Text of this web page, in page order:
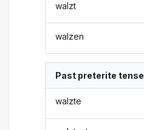
walzt
walzen
Past preterite tense
walzte